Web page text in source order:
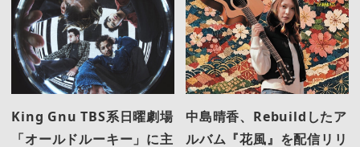
King Gnu TBS系日曜劇場
「オールドルーキー」に主
中島晴香、Rebuildしたア
ルバム『花風』を配信リリ